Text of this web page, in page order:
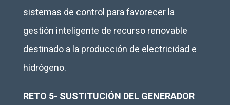
sistemas de control para favorecer la
gestión inteligente de recurso renovable
destinado a la producción de electricidad e
hidrógeno.
RETO 5- SUSTITUCIÓN DEL GENERADOR